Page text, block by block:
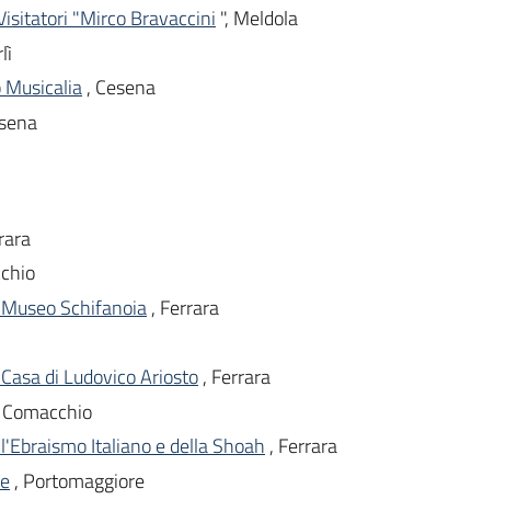
"Mirco Bravaccini ", Meldola
Musicalia, Cesena
Schifanoia, Ferrara
di Ludovico Ariosto, Ferrara
Italiano e della Shoah , Ferrara
, Portomaggiore